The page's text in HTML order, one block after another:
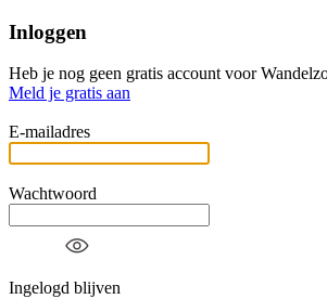
Inloggen
Heb je nog geen gratis account voor
Meld je gratis aan
E-mailadres
Wachtwoord
Ingelogd blijven